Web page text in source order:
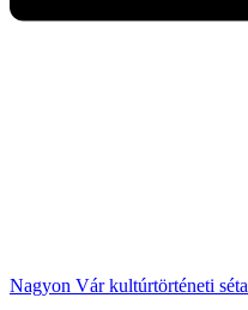
Nagyon Vár kultúrtörténeti séta